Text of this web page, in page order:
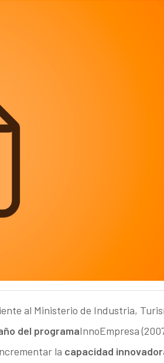
al Ministerio de Industria,
del programaInnoEmpresa
la capacidad